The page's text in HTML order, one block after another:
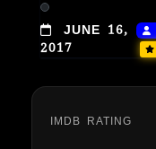
JUNE 16,
2017
IMDB RATING